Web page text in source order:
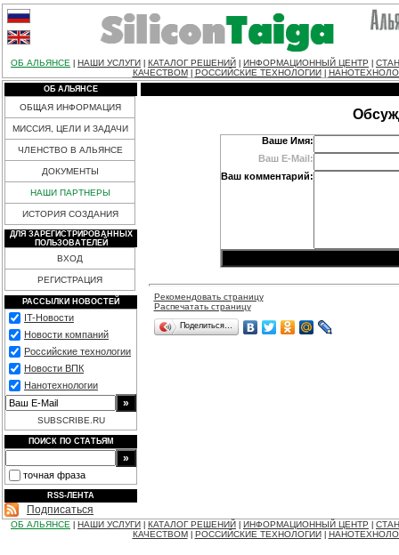
ОБ АЛЬЯНСЕ НАШИ УСЛУГИ КАТАЛОГ РЕШЕНИЙ ИНФОРМАЦИОННЫЙ ЦЕНТР
КАЧЕСТВОМ
РОССИЙСКИЕ ТЕХНОЛОГИИ
ОБ АЛЬЯНСЕ
ОБЩАЯ ИНФОРМАЦИЯ
МИССИЯ, ЦЕЛИ И ЗАДАЧИ
ЧЛЕНСТВО В АЛЬЯНСЕ
ДОКУМЕНТЫ
НАШИ ПАРТНЕРЫ
ИСТОРИЯ СОЗДАНИЯ
ДЛЯ ЗАРЕГИСТРИРОВАННЫХ
ПОЛЬЗОВАТЕЛЕЙ
ВХОД
РЕГИСТРАЦИЯ
РАССЫЛКИ НОВОСТЕЙ
IT-Новости
Новости компаний
Российские технологии
Новости ВПК
Нанотехнологии
SUBSCRIBE.RU
ПОИСК ПО СТАТЬЯМ
точная фраза
RSS-ЛЕНТА
Подписаться
Ваше Имя:
Ваш E-Mail:
Ваш комментарий:
Рекомендовать страницу
Распечатать страницу
Поделиться…
ОБ АЛЬЯНСЕ НАШИ УСЛУГИ КАТАЛОГ РЕШЕНИЙ ИНФОРМАЦИОННЫЙ ЦЕНТР
КАЧЕСТВОМ
РОССИЙСКИЕ ТЕХНОЛОГИИ